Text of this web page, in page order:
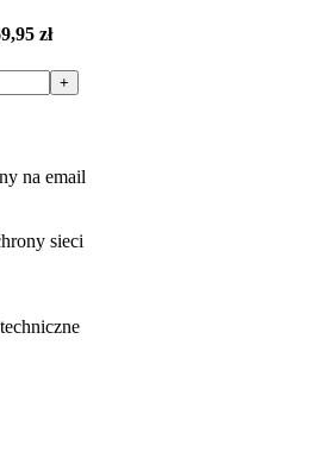
zł
+
na email
sieci